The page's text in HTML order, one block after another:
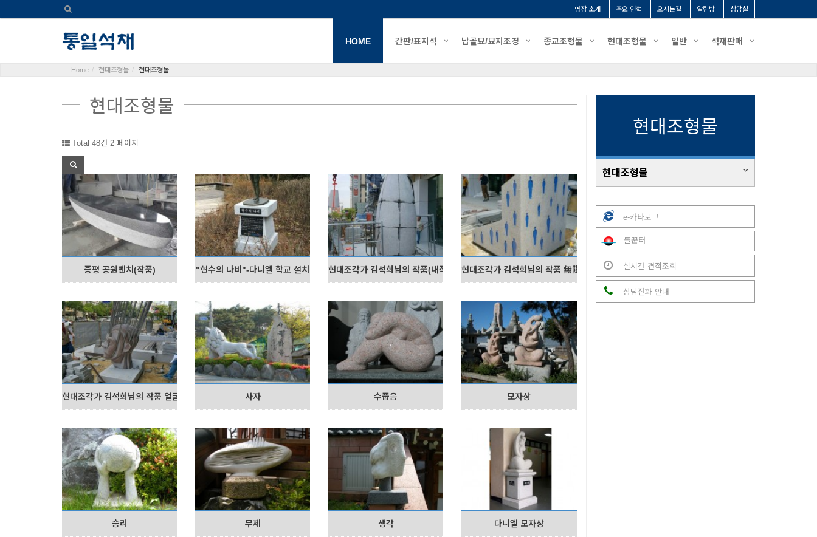
명장 소개 주요 연혁 오시는길 알림방 상담실
HOME 간판/표지석 납골묘/묘지조경 종교조형물 현대조형물 일반 석재판매
Home 현대조형물 현대조형물
현대조형물
Total 48건 2 페이지
증평 공원벤치(작품) "현수의 나비"-다니엘 학교 설치 현대조각가 김석희님의 작품(내적유희-파)현대조각가 김석희님의 작품 無限柱(무한주)
현대조각가 김석희님의 작품 얼굴 사자 수줍음 모자상
승리 무제 생각 다니엘 모자상
현대조형물
현대조형물
e-카타로그
돌꾼터
실시간 견적조회
상담전화 안내